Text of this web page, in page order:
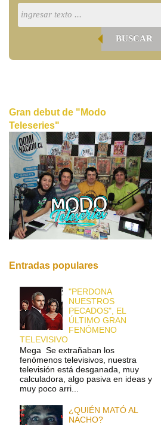
BUSCAR
Gran debut de "Modo
Teleseries"
Entradas populares
"PERDONA
NUESTROS
PECADOS", EL
ÚLTIMO GRAN
FENÓMENO
TELEVISIVO
Mega Se extrañaban los
fenómenos televisivos, nuestra
televisión está desganada, muy
calculadora, algo pasiva en ideas y
muy poco arri...
¿QUIÉN MATÓ AL
NACHO?